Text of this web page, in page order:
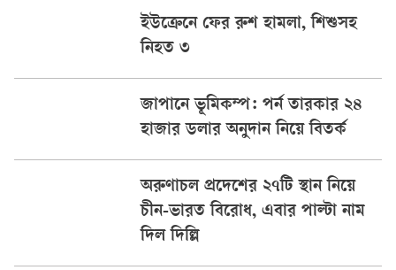
ইউক্রেনে ফের রুশ হামলা, শিশুসহ
নিহত ৩
জাপানে ভূমিকম্প: পর্ন তারকার ২৪
হাজার ডলার অনুদান নিয়ে বিতর্ক
অরুণাচল প্রদেশের ২৭টি স্থান নিয়ে
চীন-ভারত বিরোধ, এবার পাল্টা নাম
দিল দিল্লি